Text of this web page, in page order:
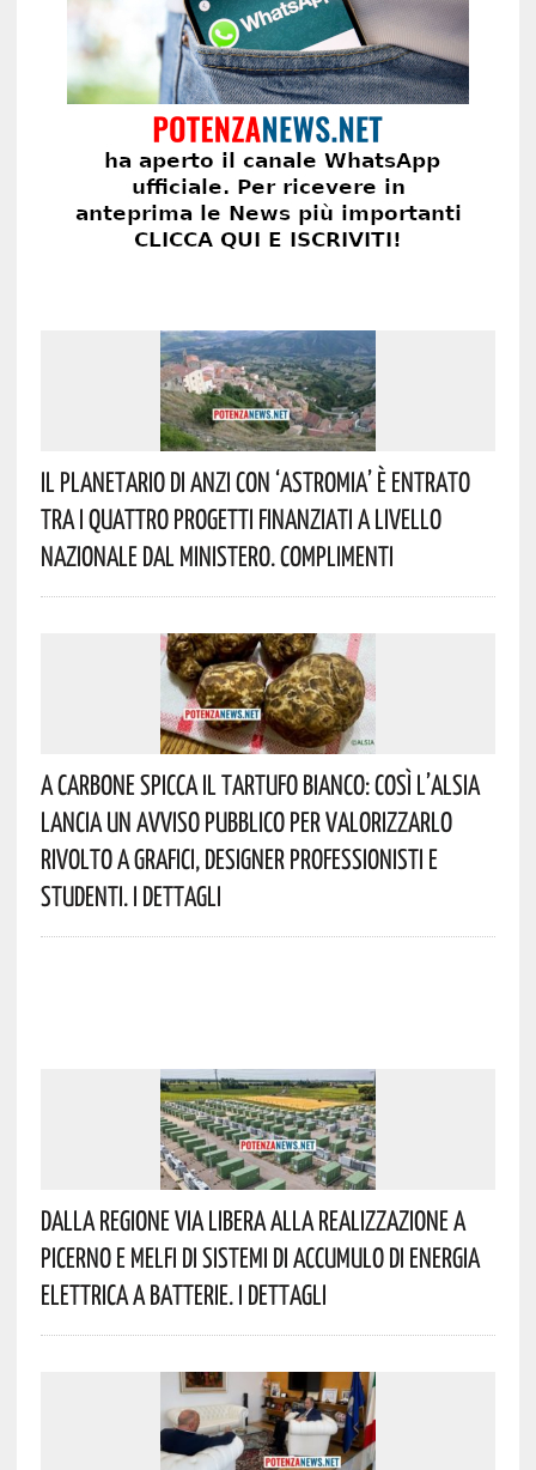
Il Planetario Di Anzi Con ‘Astromia’ È Entrato
Tra I Quattro Progetti Finanziati A Livello
Nazionale Dal Ministero. Complimenti
A Carbone Spicca Il Tartufo Bianco: Così L’Alsia
Lancia Un Avviso Pubblico Per Valorizzarlo
Rivolto A Grafici, Designer Professionisti E
Studenti. I Dettagli
Dalla Regione Via Libera Alla Realizzazione A
Picerno E Melfi Di Sistemi Di Accumulo Di Energia
Elettrica A Batterie. I Dettagli